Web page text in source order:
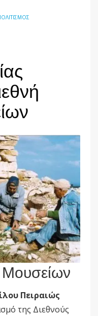
Μουσείων
Πειραιώς
της Διεθνούς